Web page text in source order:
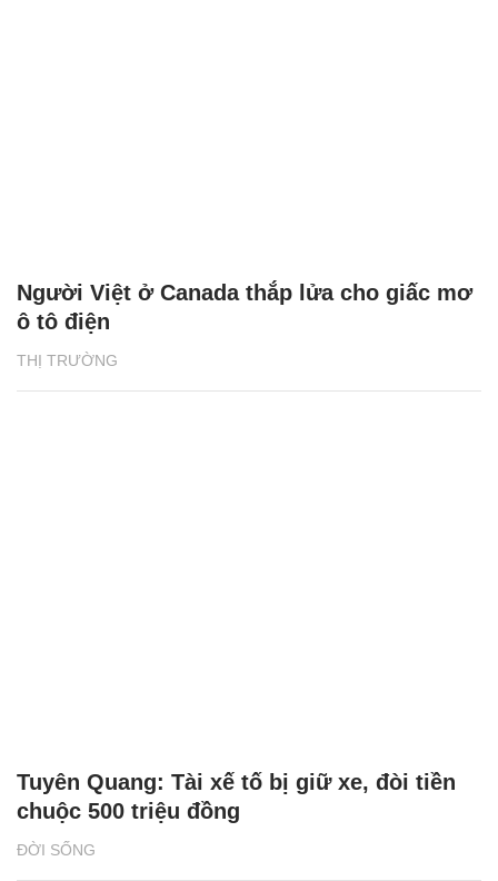
THỊ TRƯỜNG
Người Việt ở Canada thắp lửa cho giấc mơ
ô tô điện
ĐỜI SỐNG
Tuyên Quang: Tài xế tố bị giữ xe, đòi tiền
chuộc 500 triệu đồng